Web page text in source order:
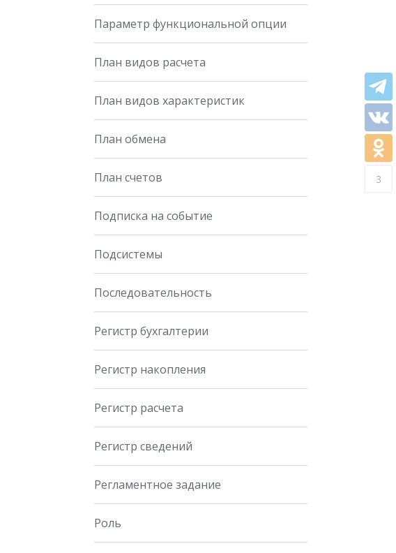
3
Параметр функциональной опции
План видов расчета
План видов характеристик
План обмена
План счетов
Подписка на событие
Подсистемы
Последовательность
Регистр бухгалтерии
Регистр накопления
Регистр расчета
Регистр сведений
Регламентное задание
Роль